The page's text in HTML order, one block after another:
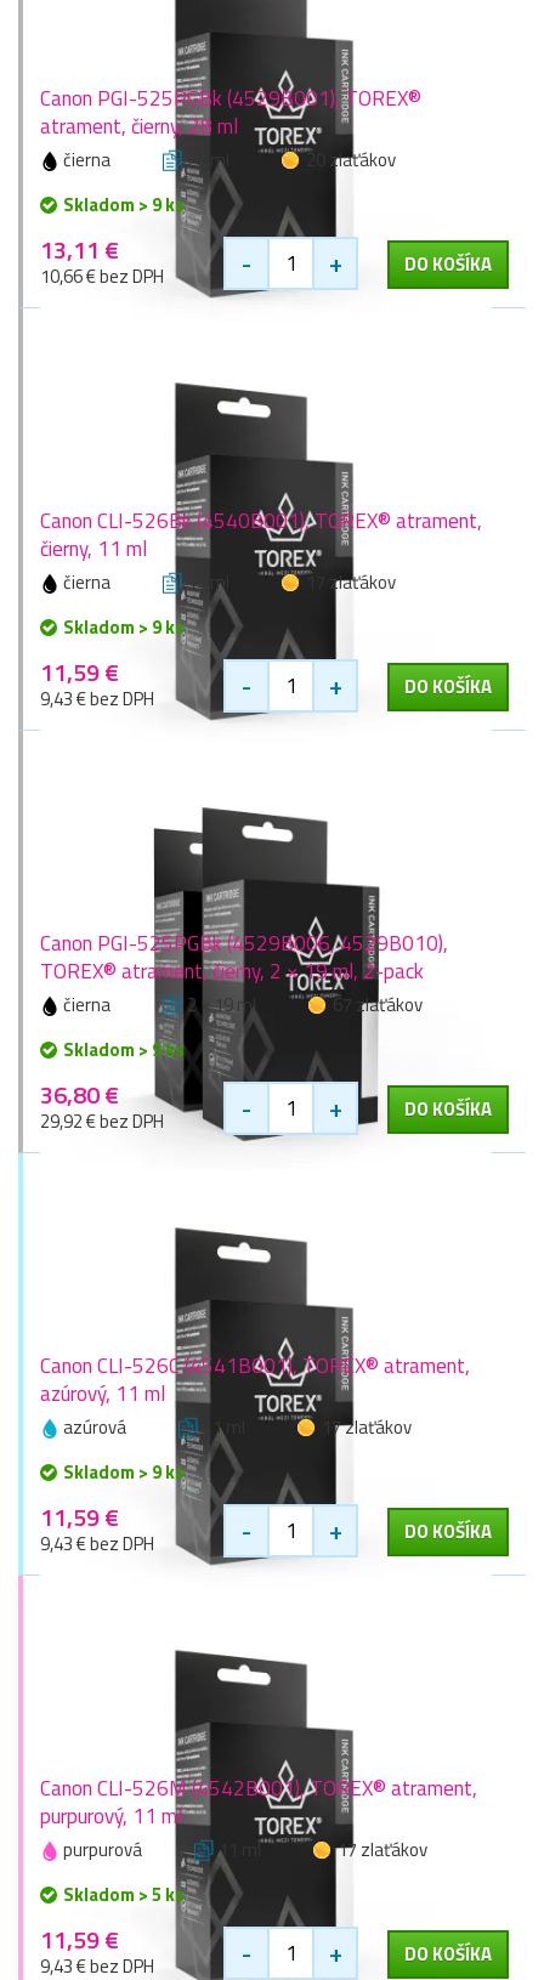
Canon PGI-525PGBk (4529B001), TOREX®
atrament, čierny, 28 ml
čierna 28 ml
20 zlaťákov
Skladom > 9 ks
13,11 €
10,66 € bez DPH - + DO KOŠÍKA
Canon CLI-526Bk (4540B001), TOREX® atrament,
čierny, 11 ml
čierna 11 ml
17 zlaťákov
Skladom > 9 ks
11,59 €
9,43 € bez DPH - + DO KOŠÍKA
Canon PGI-525PGBk (4529B006, 4529B010),
TOREX® atrament, čierny, 2 × 19 ml, 2-pack
čierna 2 × 19 ml
67 zlaťákov
Skladom > 9 ks
36,80 €
29,92 € bez DPH - + DO KOŠÍKA
Canon CLI-526C (4541B001), TOREX® atrament,
azúrový, 11 ml
azúrová 11 ml
17 zlaťákov
Skladom > 9 ks
11,59 €
9,43 € bez DPH - + DO KOŠÍKA
Canon CLI-526M (4542B001), TOREX® atrament,
purpurový, 11 ml
purpurová 11 ml
17 zlaťákov
Skladom > 5 ks
11,59 €
9,43 € bez DPH - + DO KOŠÍKA